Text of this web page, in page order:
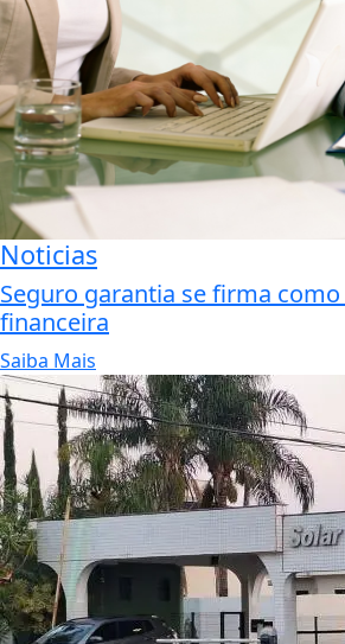
Noticias
Seguro garantia se firma
financeira
Saiba Mais